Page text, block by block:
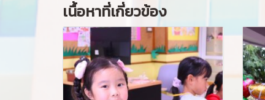
เนื้อหาที่เกี่ยวข้อง